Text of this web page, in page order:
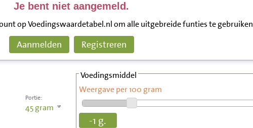
Je bent niet aangemeld.
op Voedingswaardetabel.nl om alle uitgebreide funties te
Aanmelden Registreren
Portie:
45gram
Voedingsmiddel
Weergave per 100 gram
-1 g.